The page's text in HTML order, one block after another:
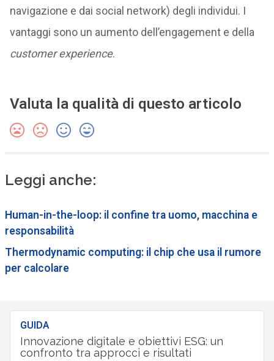
navigazione e dai social network) degli individui. I
vantaggi sono un aumento dell’engagement e della
customer experience.
Valuta la qualità di questo articolo
Leggi anche:
Human-in-the-loop: il confine tra uomo, macchina e
responsabilità
Thermodynamic computing: il chip che usa il rumore
per calcolare
GUIDA
Innovazione digitale e obiettivi ESG: un
confronto tra approcci e risultati